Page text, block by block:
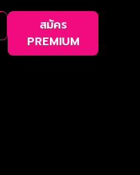
สมัคร
PREMIUM